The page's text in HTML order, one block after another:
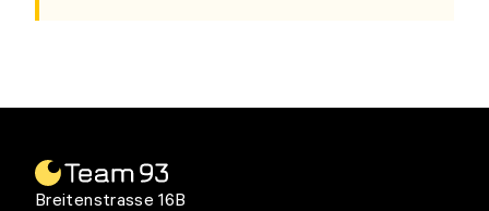
Breitenstrasse 16B